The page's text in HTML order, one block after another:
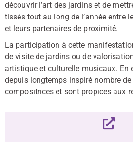
découvrir l’art des jardins et de
tissés tout au long de l’année entre
et leurs partenaires de proximité.
La participation à cette
de visite de jardins ou de
artistique et culturelle musicaux. En
depuis longtemps inspiré nombre
compositrices et sont propices aux